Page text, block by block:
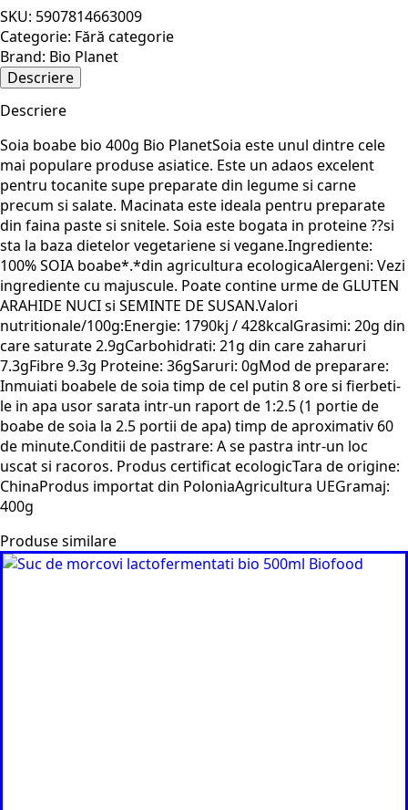
bio
400g
Bio
Planet
SKU: 5907814663009
Categorie: Fără categorie
Brand: Bio Planet
Descriere
Descriere
Soia boabe bio 400g Bio PlanetSoia este unul dintre cele
mai populare produse asiatice. Este un adaos excelent
pentru tocanite supe preparate din legume si carne
precum si salate. Macinata este ideala pentru preparate
din faina paste si snitele. Soia este bogata in proteine ??si
sta la baza dietelor vegetariene si vegane.Ingrediente:
100% SOIA boabe*.*din agricultura ecologicaAlergeni: Vezi
ingrediente cu majuscule. Poate contine urme de GLUTEN
ARAHIDE NUCI si SEMINTE DE SUSAN.Valori
nutritionale/100g:Energie: 1790kj / 428kcalGrasimi: 20g din
care saturate 2.9gCarbohidrati: 21g din care zaharuri
7.3gFibre 9.3g Proteine: 36gSaruri: 0gMod de preparare:
Inmuiati boabele de soia timp de cel putin 8 ore si fierbeti-
le in apa usor sarata intr-un raport de 1:2.5 (1 portie de
boabe de soia la 2.5 portii de apa) timp de aproximativ 60
de minute.Conditii de pastrare: A se pastra intr-un loc
uscat si racoros. Produs certificat ecologicTara de origine:
ChinaProdus importat din PoloniaAgricultura UEGramaj:
400g
Produse similare